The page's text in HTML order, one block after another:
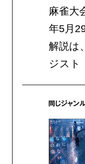
麻雀大
年5月
解説は
ジスト